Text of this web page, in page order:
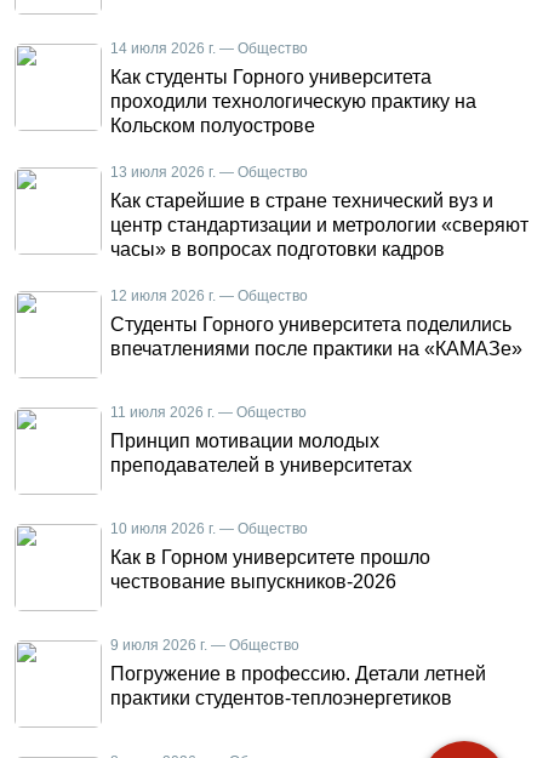
14 июля 2026 г. — Общество
Как студенты Горного университета
проходили технологическую практику на
Кольском полуострове
13 июля 2026 г. — Общество
Как старейшие в стране технический вуз и
центр стандартизации и метрологии «сверяют
часы» в вопросах подготовки кадров
12 июля 2026 г. — Общество
Студенты Горного университета поделились
впечатлениями после практики на «КАМАЗе»
11 июля 2026 г. — Общество
Принцип мотивации молодых
преподавателей в университетах
10 июля 2026 г. — Общество
Как в Горном университете прошло
чествование выпускников-2026
9 июля 2026 г. — Общество
Погружение в профессию. Детали летней
практики студентов-теплоэнергетиков